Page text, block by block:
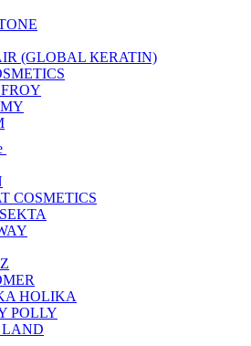
(GLOBAL КЕRATIN)
COSMETICS
HOLIKA
POLLY
LAND